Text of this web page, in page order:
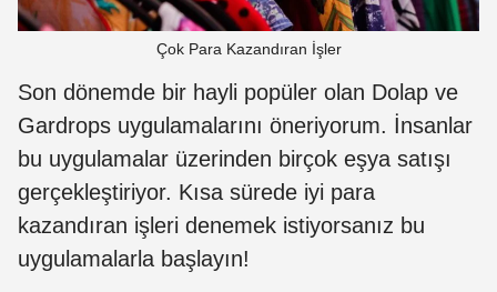
Çok Para Kazandıran İşler
Son dönemde bir hayli popüler olan Dolap ve
Gardrops uygulamalarını öneriyorum. İnsanlar
bu uygulamalar üzerinden birçok eşya satışı
gerçekleştiriyor. Kısa sürede iyi para
kazandıran işleri denemek istiyorsanız bu
uygulamalarla başlayın!